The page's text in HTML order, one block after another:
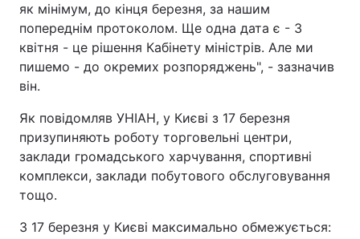
як мінімум, до кінця березня, за нашим
попереднім протоколом. Ще одна дата є - 3
квітня - це рішення Кабінету міністрів. Але ми
пишемо - до окремих розпоряджень", - зазначив
він.
Як повідомляв УНІАН, у Києві з 17 березня
призупиняють роботу торговельні центри,
заклади громадського харчування, спортивні
комплекси, заклади побутового обслуговування
тощо.
З 17 березня у Києві максимально обмежується: